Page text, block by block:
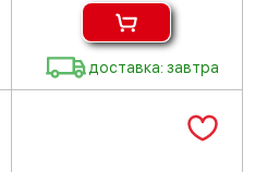
доставка: завтра